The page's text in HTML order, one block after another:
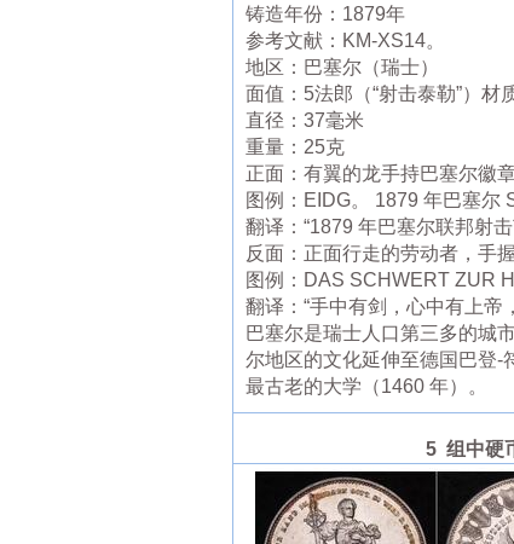
铸造年份：1879年
参考文献：KM-XS14。
地区：巴塞尔（瑞士）
面值：5法郎（“射击泰勒”）材
直径：37毫米
重量：25克
正面：有翼的龙手持巴塞尔徽
图例：EIDG。 1879 年巴塞尔
翻译：“1879 年巴塞尔联邦射
反面：正面行走的劳动者，手
图例：DAS SCHWERT ZUR
翻译：“手中有剑，心中有上帝
巴塞尔是瑞士人口第三多的城
尔地区的文化延伸至德国巴登-
最古老的大学（1460 年）。
5 组中硬